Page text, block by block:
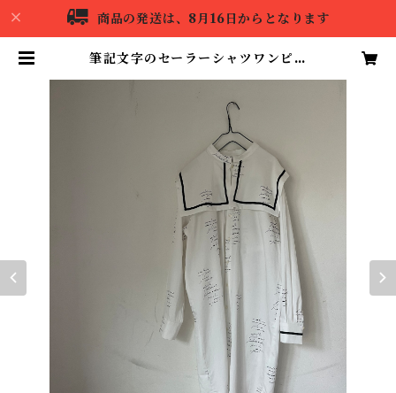
商品の発送は、8月16日からとなります
筆記文字のセーラーシャツワンピー